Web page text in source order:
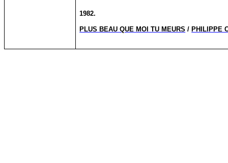
1982.
PLUS BEAU QUE MOI TU MEURS / PHILIPPE